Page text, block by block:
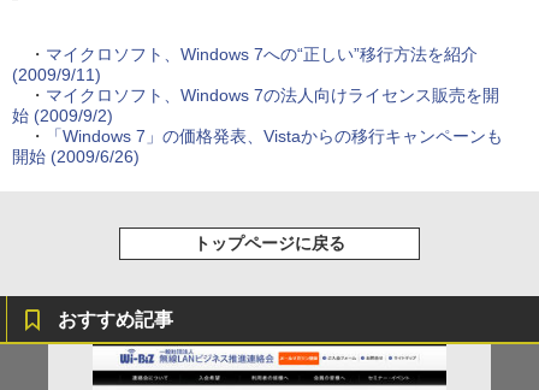
・ マイクロソフト、Windows 7への“正しい”移行方法を紹介
(2009/9/11)
・ マイクロソフト、Windows 7の法人向けライセンス販売を開
始 (2009/9/2)
・
「Windows 7」の価格発表、Vistaからの移行キャンペーンも
開始 (2009/6/26)
トップページに戻る
おすすめ記事